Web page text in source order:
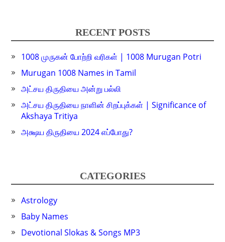
RECENT POSTS
1008 முருகன் போற்றி வரிகள் | 1008 Murugan Potri
Murugan 1008 Names in Tamil
அட்சய திருதியை அன்று பல்லி
அட்சய திருதியை நாளின் சிறப்புக்கள் | Significance of
Akshaya Tritiya
அக்ஷய திருதியை 2024 எப்போது?
CATEGORIES
Astrology
Baby Names
Devotional Slokas & Songs MP3